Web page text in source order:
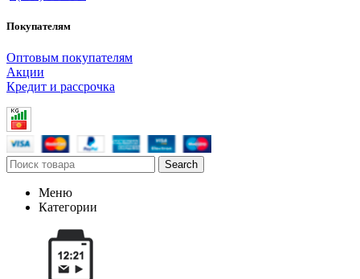
Покупателям
Оптовым покупателям
Акции
Кредит и рассрочка
Search
Меню
Категории